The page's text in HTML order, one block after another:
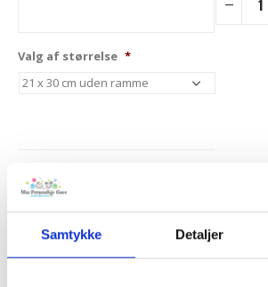
Samtykke Detaljer
Valg af størrelse *
Pris